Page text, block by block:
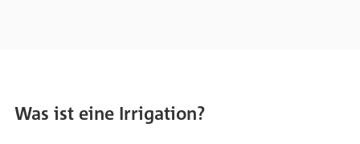
Was ist eine Irrigation?